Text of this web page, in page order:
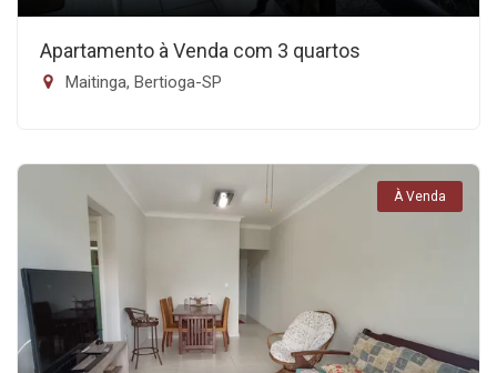
Apartamento à Venda com 3 quartos
Maitinga, Bertioga-SP
À Venda